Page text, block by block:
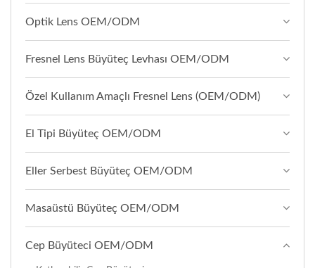
Optik Lens OEM/ODM
Fresnel Lens Büyüteç Levhası OEM/ODM
Özel Kullanım Amaçlı Fresnel Lens (OEM/ODM)
El Tipi Büyüteç OEM/ODM
Eller Serbest Büyüteç OEM/ODM
Masaüstü Büyüteç OEM/ODM
Cep Büyüteci OEM/ODM